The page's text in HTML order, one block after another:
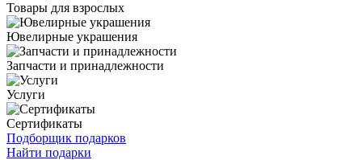
Товары для взрослых
Ювелирные украшения
Запчасти и принадлежности
Услуги
Сертификаты
Подборщик подарков
Найти подарки